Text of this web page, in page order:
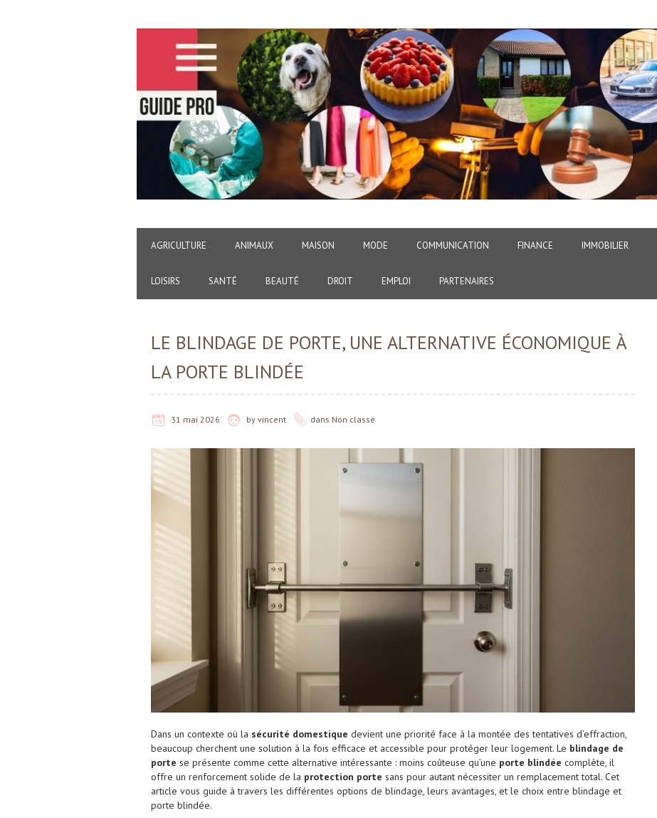
AGRICULTURE ANIMAUX MAISON MODE COMMUNICATION FINANCE IMMOBILIER
LOISIRS SANTÉ BEAUTÉ DROIT EMPLOI PARTENAIRES
LE BLINDAGE DE PORTE, UNE ALTERNATIVE ÉCONOMIQUE À
LA PORTE BLINDÉE
31 mai 2026 by vincent dans Non classé
Dans un contexte où la sécurité domestique devient une priorité face à la montée des tentatives d’effraction,
beaucoup cherchent une solution à la fois efficace et accessible pour protéger leur logement. Le blindage de
porte se présente comme cette alternative intéressante : moins coûteuse qu’une porte blindée complète, il
offre un renforcement solide de la protection porte sans pour autant nécessiter un remplacement total. Cet
article vous guide à travers les différentes options de blindage, leurs avantages, et le choix entre blindage et
porte blindée.